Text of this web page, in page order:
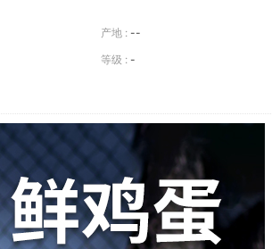
产地 : --
等级 : -